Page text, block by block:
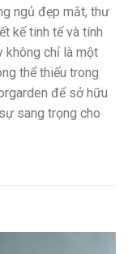
ngủ đẹp mắt, thư
kế tinh tế và tính
không chỉ là một
thể thiếu trong
để sở hữu
sang trọng cho